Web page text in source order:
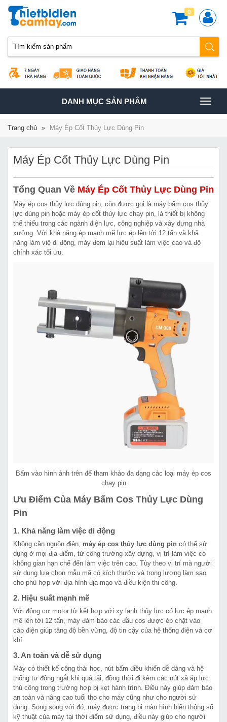
0
TOGGLE
NAVIGATION
DANH MỤC SẢN PHÂM
Trang chủ » Máy Ép Cốt Thủy Lực Dùng Pin
Máy Ép Cốt Thủy Lực Dùng Pin
Tổng Quan Về Máy Ép Cốt Thủy Lực Dùng Pin
Máy ép cos thủy lực dùng pin, còn được gọi là máy bấm cos thủy
lực dùng pin hoặc máy ép cốt thủy lực chạy pin, là thiết bị không
thể thiếu trong các ngành điện lực, công nghiệp và xây dựng nhà
xưởng. Với khả năng ép mạnh mẽ lực ép lên tới 12 tấn và khả
năng làm việ di động, máy đem lại hiệu suất làm việc cao và độ
chính xác tối ưu.
Bấm vào hình ảnh trên để tham khảo đa dạng các loại máy ép cos
chạy pin
Ưu Điểm Của Máy Bấm Cos Thủy Lực Dùng
Pin
1. Khả năng làm việc di động
Không cần nguồn điện, máy ép cos thủy lực dùng pin có thể sử
dụng ở mọi địa điểm, từ công trường xây dựng, vị trí làm việc có
không gian hạn chế đến làm việc trên cao. Tùy theo vị trí mà người
sử dụng lựa chọn mẫu mã có kích thước và trọng lượng làm sao
cho phù hợp với địa hình địa mạo và điều kiện thi công.
2. Hiệu suất mạnh mẽ
Với động cơ motor từ kết hợp với xy lanh thủy lực có lực ép mạnh
mẽ lên tới 12 tấn, máy đảm bảo các đầu cos được ép chặt vào
cáp điện giúp tăng độ bền vững, độ tin cậy của hệ thống điện và cơ
khí.
3. An toàn và dễ sử dụng
Máy có thiết kế công thái học, nút bấm điều khiển dễ dàng và hệ
thống tự động ngắt khi quá tải, đồng thời đi kèm các nút xả áp lực
thủ công trong trường hợp bị kẹt hành trình. Điều này giúp đảm bảo
an toàn và nâng cao tuổi thọ cho máy cũng như cho người sử
dụng. Song song với đó, máy được trang bị màn hình hiển thông số
kỹ thuật của máy tại thời điểm sử dụng, điều này giúp cho người